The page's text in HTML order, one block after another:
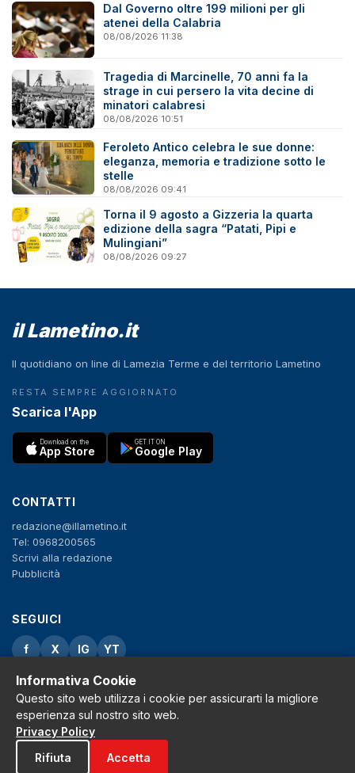
Dal Governo oltre 199 milioni per gli
atenei della Calabria
08/08/2026 11:38
Tragedia di Marcinelle, 70 anni fa la
strage in cui persero la vita decine di
minatori calabresi
08/08/2026 10:51
Feroleto Antico celebra le sue donne:
eleganza, memoria e tradizione sotto le
stelle
08/08/2026 09:41
Torna il 9 agosto a Gizzeria la quarta
edizione della sagra “Patati, Pipi e
Mulingiani”
08/08/2026 09:27
il Lametino.it
Il quotidiano on line di Lamezia Terme e del territorio Lametino
RESTA SEMPRE AGGIORNATO
Scarica l'App
Download on the
App Store
GET IT ON
Google Play
CONTATTI
redazione@illametino.it
Tel: 0968200565
Scrivi alla redazione
Pubblicità
SEGUICI
f X IG YT
Privacy Policy
Cookie Policy
Note legali
La Redazione
Informativa Cookie
Questo sito web utilizza i cookie per assicurarti la migliore
esperienza sul nostro sito web.
Privacy Policy
Rifiuta
Accetta